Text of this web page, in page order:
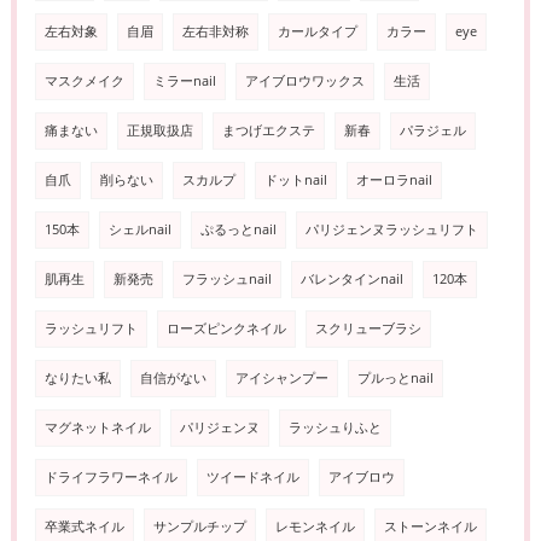
左右対象 自眉 左右非対称 カールタイプ カラー eye
マスクメイク ミラーnail アイブロウワックス 生活
痛まない 正規取扱店 まつげエクステ 新春 パラジェル
自爪 削らない スカルプ ドットnail オーロラnail
150本 シェルnail ぷるっとnail パリジェンヌラッシュリフト
肌再生 新発売 フラッシュnail バレンタインnail 120本
ラッシュリフト ローズピンクネイル スクリューブラシ
なりたい私 自信がない アイシャンプー プルっとnail
マグネットネイル パリジェンヌ ラッシュりふと
ドライフラワーネイル ツイードネイル アイブロウ
卒業式ネイル サンプルチップ レモンネイル ストーンネイル